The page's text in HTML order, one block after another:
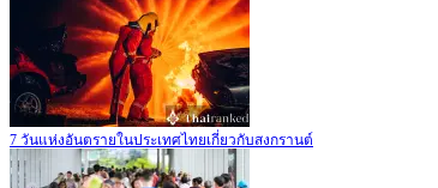
7 วันแห่งอันตรายในประเทศไทยเกี่ยวกับสงกรานต์